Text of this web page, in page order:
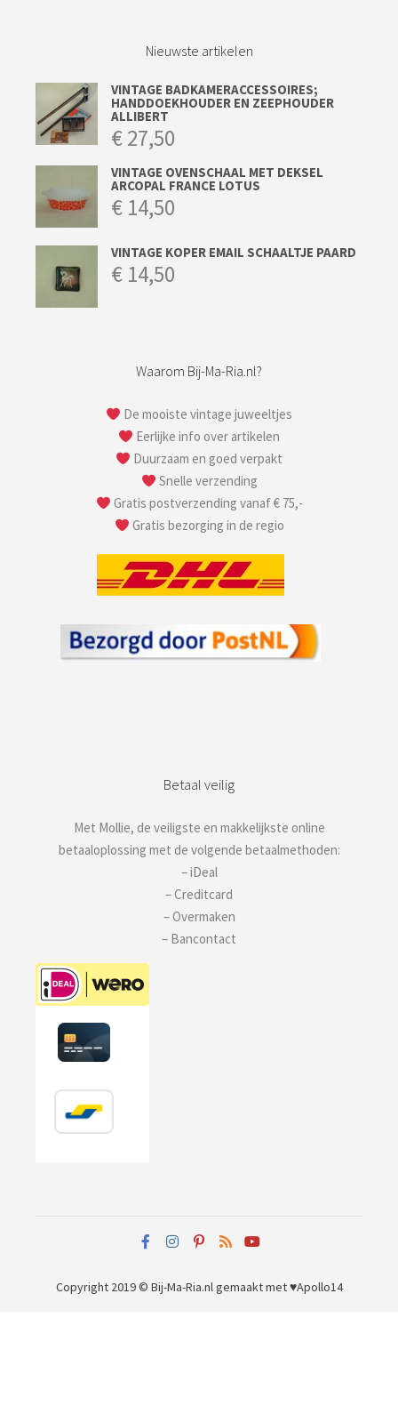
Nieuwste artikelen
VINTAGE BADKAMERACCESSOIRES;
HANDDOEKHOUDER EN ZEEPHOUDER
ALLIBERT
€27,50
VINTAGE OVENSCHAAL MET DEKSEL
ARCOPAL FRANCE LOTUS
€ 14,50
VINTAGE KOPER EMAIL SCHAALTJE PAARD
€ 14,50
Waarom Bij-Ma-Ria.nl?
De mooiste vintage juweeltjes
Eerlijke info over artikelen
Duurzaam en goed verpakt
Snelle verzending
Gratis postverzending vanaf € 75,-
Gratis bezorging in de regio
Betaal veilig
Met Mollie, de veiligste en makkelijkste online
betaaloplossing met de volgende betaalmethoden:
– iDeal
– Creditcard
– Overmaken
– Bancontact
Copyright 2019 © Bij-Ma-Ria.nlgemaakt met ♥Apollo14